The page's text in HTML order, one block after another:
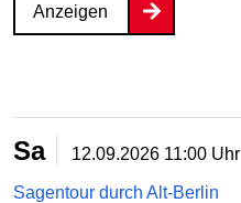
Anzeigen
Sa 12.09.2026 11:00 Uhr
Sagentour durch Alt-Berlin